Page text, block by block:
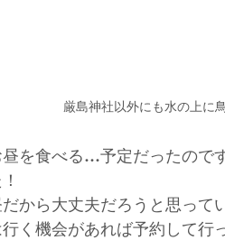
厳島神社以外にも水の上に
を食べる…予定だったので
から大丈夫だろうと思って
く機会があれば予約して行